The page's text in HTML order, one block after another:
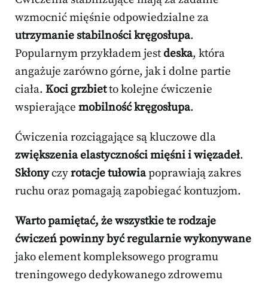
wzmocnić mięśnie odpowiedzialne za
utrzymanie stabilności kręgosłupa.
Popularnym przykładem jestdeska, która
angażuje zarówno górne, jak i dolne partie
ciała. Koci grzbietto kolejne ćwiczenie
wspierające mobilność kręgosłupa.
Ćwiczenia rozciągające są kluczowe dla
zwiększenia elastyczności mięśni i więzadeł.
Skłonyczyrotacje tułowiapoprawiają zakres
ruchu oraz pomagają zapobiegać kontuzjom.
Warto pamiętać, że wszystkie te rodzaje
ćwiczeń powinny być regularnie wykonywane
jako element kompleksowego programu
treningowego dedykowanego zdrowemu